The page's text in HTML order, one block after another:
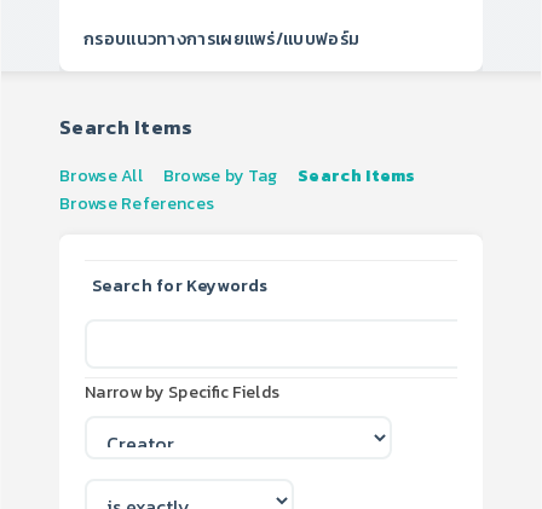
กรอบแนวทางการเผยแพร่/แบบฟอร์ม
Search Items
Browse All Browse by Tag
Search Items
Browse References
Search for Keywords
Narrow by Specific Fields